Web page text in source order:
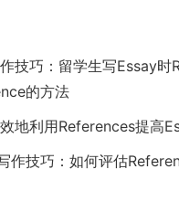
技巧：留学生写Essay时
的方法
地利用References提高
作技巧：如何评估